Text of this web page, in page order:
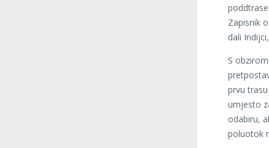
Zapisnik
dali
S
prvu
umjesto
odabiru,
poluotok